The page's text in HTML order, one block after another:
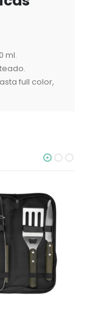
ml.
full color,